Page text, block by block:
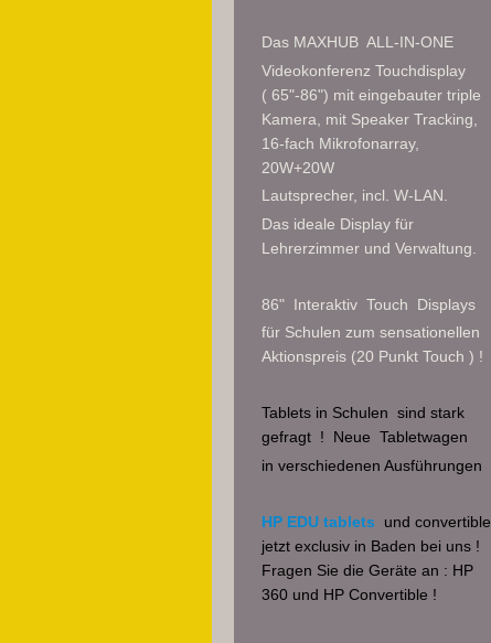
Das MAXHUB ALL-IN-ONE
Videokonferenz Touchdisplay
( 65"-86") mit eingebauter triple
Kamera, mit Speaker Tracking,
16-fach Mikrofonarray,
20W+20W
Lautsprecher, incl. W-LAN.
Das ideale Display für
Lehrerzimmer und Verwaltung.
86" Interaktiv Touch Displays
für Schulen zum sensationellen
Aktionspreis (20 Punkt Touch ) !
Tablets in Schulen sind stark
gefragt ! Neue Tabletwagen
in verschiedenen Ausführungen
HP EDU tablets und convertible
jetzt exclusiv in Baden bei uns !
Fragen Sie die Geräte an : HP
360 und HP Convertible !